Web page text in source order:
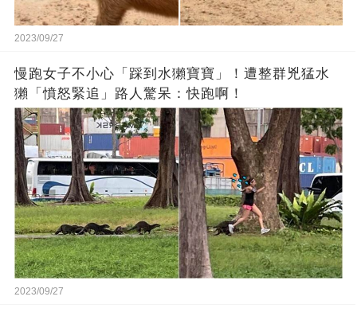
2023/09/27
慢跑女子不小心「踩到水獺寶寶」！遭整群兇猛水
獺「憤怒緊追」路人驚呆：快跑啊！
2023/09/27